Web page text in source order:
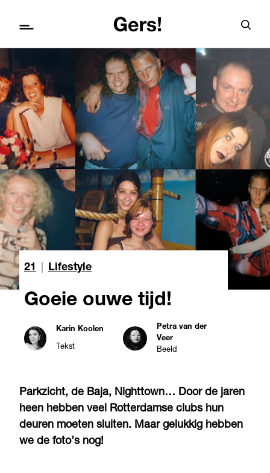
21 Lifestyle
Goeie ouwe tijd!
Karin Koolen
Tekst
Petra van der
Veer
Beeld
Parkzicht, de Baja, Nighttown… Door de jaren
heen hebben veel Rotterdamse clubs hun
deuren moeten sluiten. Maar gelukkig hebben
we de foto’s nog!